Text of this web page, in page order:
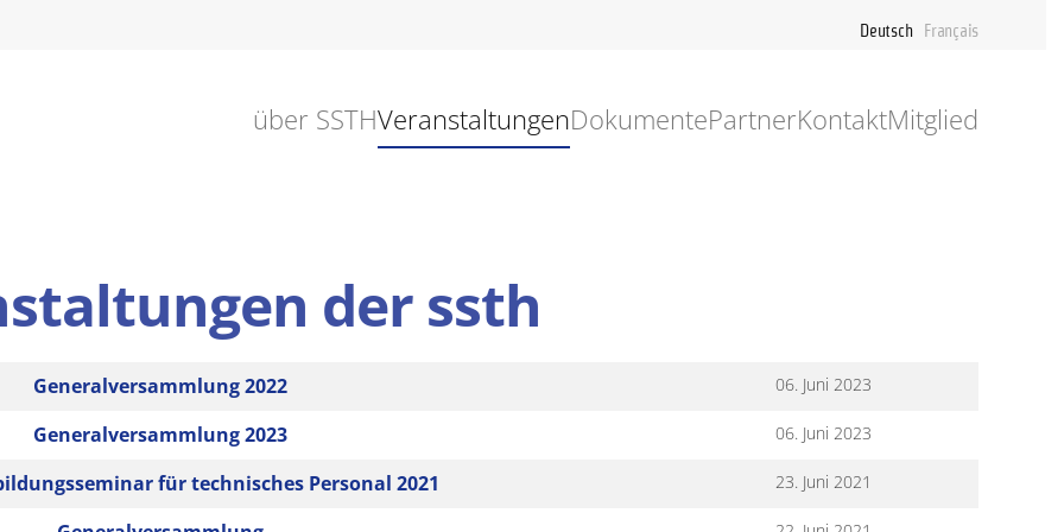
Deutsch Français
über SSTHVeranstaltungenDokumentePartnerKontaktMitglied
der ssth
Generalversammlung 2022 06. Juni 2023
Generalversammlung 2023 06. Juni 2023
für technisches Personal 2021 23. Juni 2021